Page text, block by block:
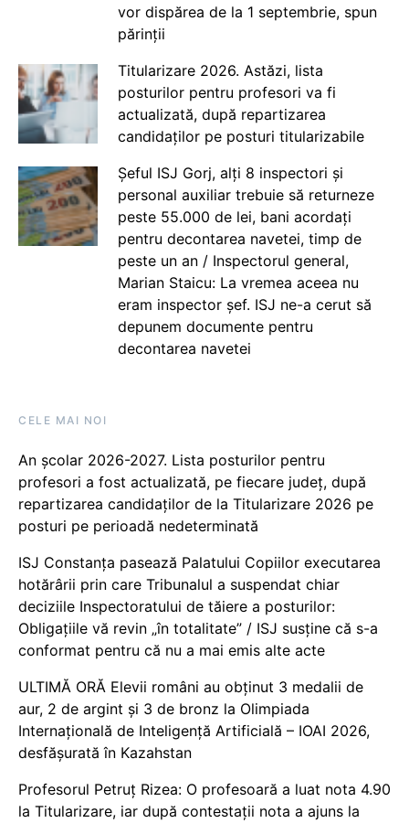
vor dispărea de la 1 septembrie, spun
părinții
Titularizare 2026. Astăzi, lista
posturilor pentru profesori va fi
actualizată, după repartizarea
candidaților pe posturi titularizabile
Șeful ISJ Gorj, alți 8 inspectori și
personal auxiliar trebuie să returneze
peste 55.000 de lei, bani acordați
pentru decontarea navetei, timp de
peste un an / Inspectorul general,
Marian Staicu: La vremea aceea nu
eram inspector șef. ISJ ne-a cerut să
depunem documente pentru
decontarea navetei
CELE MAI NOI
An școlar 2026-2027. Lista posturilor pentru
profesori a fost actualizată, pe fiecare județ, după
repartizarea candidaților de la Titularizare 2026 pe
posturi pe perioadă nedeterminată
ISJ Constanța pasează Palatului Copiilor executarea
hotărârii prin care Tribunalul a suspendat chiar
deciziile Inspectoratului de tăiere a posturilor:
Obligațiile vă revin „în totalitate” / ISJ susține că s-a
conformat pentru că nu a mai emis alte acte
ULTIMĂ ORĂ Elevii români au obținut 3 medalii de
aur, 2 de argint și 3 de bronz la Olimpiada
Internațională de Inteligență Artificială – IOAI 2026,
desfășurată în Kazahstan
Profesorul Petruț Rizea: O profesoară a luat nota 4.90
la Titularizare, iar după contestații nota a ajuns la